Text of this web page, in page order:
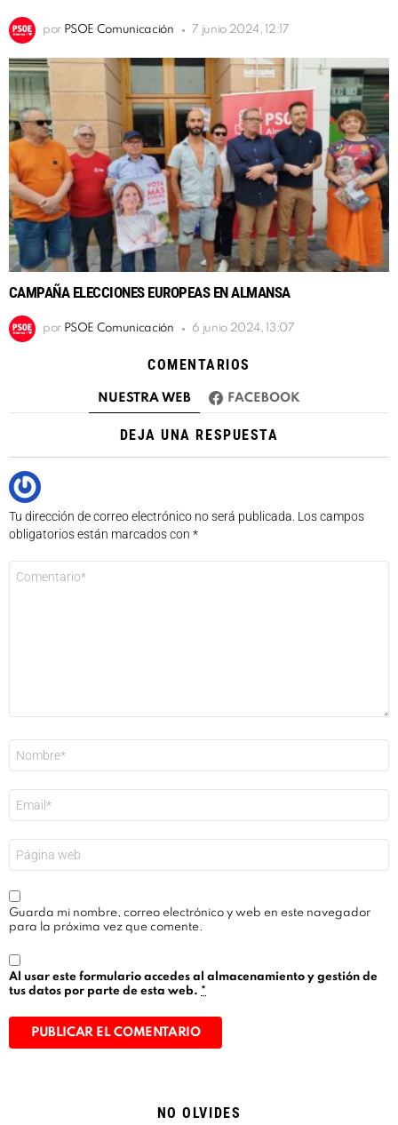
por PSOE Comunicación 7 junio 2024, 12:17
CAMPAÑA ELECCIONES EUROPEAS EN ALMANSA
por PSOE Comunicación 6 junio 2024, 13:07
COMENTARIOS
NUESTRA WEB FACEBOOK
DEJA UNA RESPUESTA
Tu dirección de correo electrónico no será publicada. Los campos
obligatorios están marcados con *
electrónico
*
Guarda mi nombre, correo electrónico y web en este navegador
para la próxima vez que comente.
Al usar este formulario accedes al almacenamiento y gestión de
tus datos por parte de esta web. *
NO OLVIDES